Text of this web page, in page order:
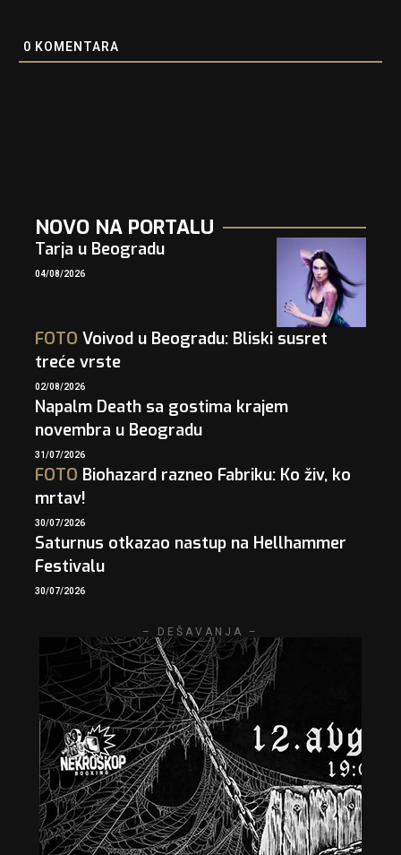
0 KOMENTARA
NOVO NA PORTALU
Tarja u Beogradu
04/08/2026
FOTO Voivod u Beogradu: Bliski susret
treće vrste
02/08/2026
Napalm Death sa gostima krajem
novembra u Beogradu
31/07/2026
FOTO Biohazard razneo Fabriku: Ko živ, ko
mrtav!
30/07/2026
Saturnus otkazao nastup na Hellhammer
Festivalu
30/07/2026
– DEŠAVANJA –